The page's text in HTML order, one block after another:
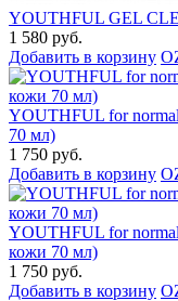
YOUTHFUL GEL
1 580 руб.
Добавить в корзину
YOUTHFUL for
70 мл)
1 750 руб.
Добавить в корзину
YOUTHFUL for
кожи 70 мл)
1 750 руб.
Добавить в корзину